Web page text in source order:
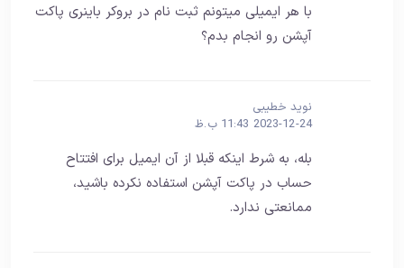
با هر ایمیلی میتونم ثبت نام در بروکر باینری پاکت
آپشن رو انجام بدم؟
نوید خطیبی
2023-12-24 11:43 ب.ظ
بله، به شرط اینکه قبلا از آن ایمیل برای افتتاح
حساب در پاکت آپشن استفاده نکرده باشید،
ممانعتی ندارد.